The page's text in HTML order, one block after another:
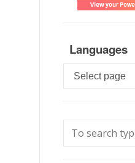
Languages
Languages